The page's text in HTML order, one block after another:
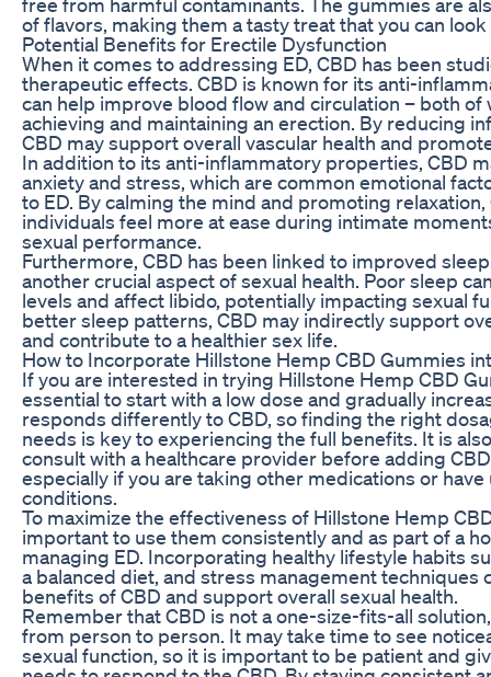
of flavors, making them a tasty treat that you can
Potential Benefits for Erectile Dysfunction
When it comes to addressing ED, CBD has been
therapeutic effects. CBD is known for its anti-
can help improve blood flow and circulation – both of
achieving and maintaining an erection. By reducing
CBD may support overall vascular health and
In addition to its anti-inflammatory properties, CBD
anxiety and stress, which are common emotional
to ED. By calming the mind and promoting relaxation,
individuals feel more at ease during intimate
sexual performance.
Furthermore, CBD has been linked to improved
another crucial aspect of sexual health. Poor sleep
levels and affect libido, potentially impacting sexual
better sleep patterns, CBD may indirectly support
and contribute to a healthier sex life.
How to Incorporate Hillstone Hemp CBD Gummies
If you are interested in trying Hillstone Hemp CBD
essential to start with a low dose and gradually
responds differently to CBD, so finding the right
needs is key to experiencing the full benefits. It is
consult with a healthcare provider before adding
especially if you are taking other medications or
conditions.
To maximize the effectiveness of Hillstone Hemp
important to use them consistently and as part of a
managing ED. Incorporating healthy lifestyle habits
a balanced diet, and stress management techniques
benefits of CBD and support overall sexual health.
Remember that CBD is not a one-size-fits-all
from person to person. It may take time to see
sexual function, so it is important to be patient and